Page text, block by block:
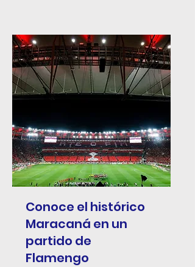
Conoce el histórico
Maracaná en un
partido de
Flamengo